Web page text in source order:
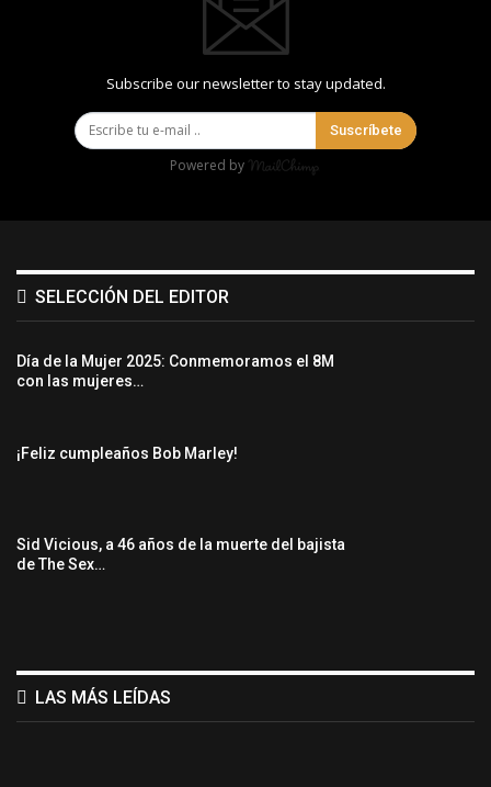
Subscribe our newsletter to stay updated.
Suscríbete
Powered by
SELECCIÓN DEL EDITOR
Día de la Mujer 2025: Conmemoramos el 8M
con las mujeres…
¡Feliz cumpleaños Bob Marley!
Sid Vicious, a 46 años de la muerte del bajista
de The Sex…
LAS MÁS LEÍDAS